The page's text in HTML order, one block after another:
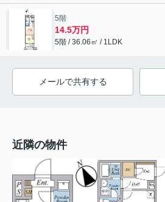
5階
14.5万円
5階 / 36.06㎡ / 1LDK
メールで共有する
近隣の物件